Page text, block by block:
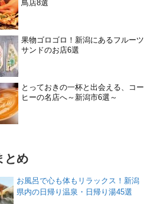
鳥店8選
果物ゴロゴロ！新潟にあるフルーツ
サンドのお店6選
とっておきの一杯と出会える、コー
ヒーの名店へ～新潟市6選～
とめ
お風呂で心も体もリラックス！新潟
県内の日帰り温泉・日帰り湯45選